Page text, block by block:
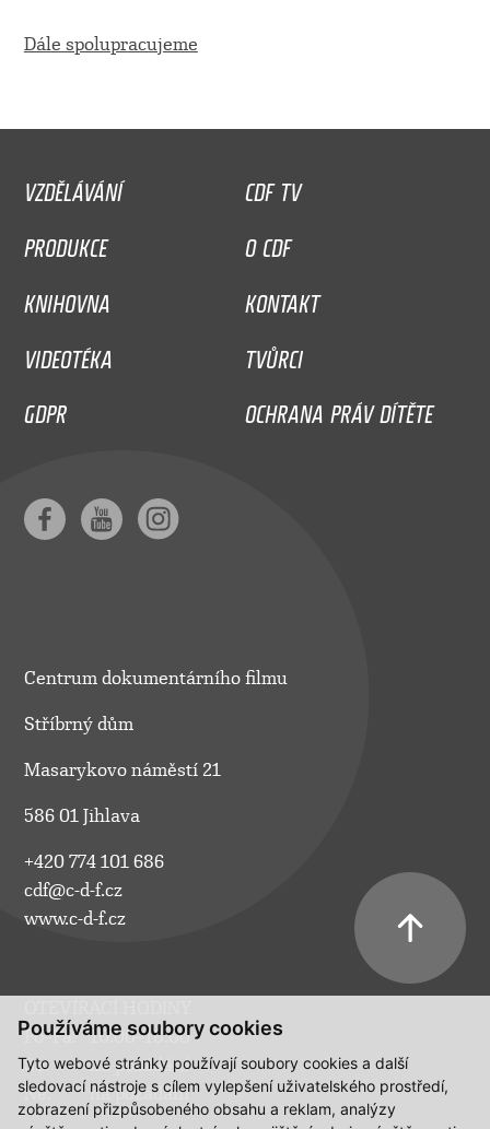
Používáme soubory cookies
Tyto webové stránky používají soubory cookies a další
sledovací nástroje s cílem vylepšení uživatelského prostředí,
zobrazení přizpůsobeného obsahu a reklam, analýzy
Dále spolupracujeme
VZDĚLÁVÁNÍ
CDF TV
PRODUKCE
O CDF
KNIHOVNA
KONTAKT
VIDEOTÉKA
TVŮRCI
GDPR
OCHRANA PRÁV DÍTĚTE
Centrum dokumentárního filmu
Stříbrný dům
Masarykovo náměstí 21
586 01 Jihlava
+420 774 101 686
cdf@c-d-f.cz
www.c-d-f.cz
Po–Pá:
10.00–18.00
So:
na požádání
Ne:
na požádání